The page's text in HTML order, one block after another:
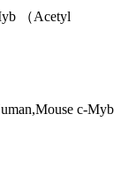
（Acetyl
c-Myb